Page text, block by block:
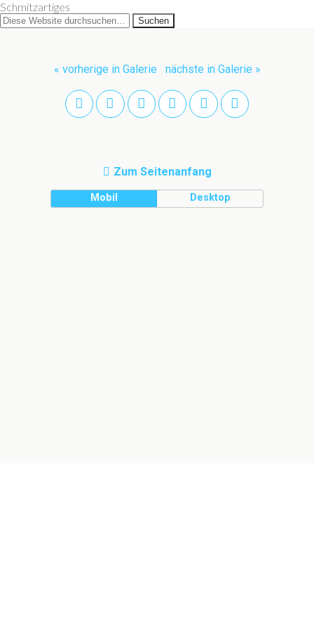
Schmitzartiges
« vorherige in Galerie nächste in Galerie »
Zum Seitenanfang
Mobil Desktop